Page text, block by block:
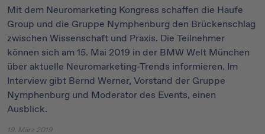
Mit dem Neuromarketing Kongress schaffen die Haufe
Group und die Gruppe Nymphenburg den Brückenschlag
zwischen Wissenschaft und Praxis. Die Teilnehmer
können sich am 15. Mai 2019 in der BMW Welt München
über aktuelle Neuromarketing-Trends informieren. Im
Interview gibt Bernd Werner, Vorstand der Gruppe
Nymphenburg und Moderator des Events, einen
Ausblick.
19. März 2019